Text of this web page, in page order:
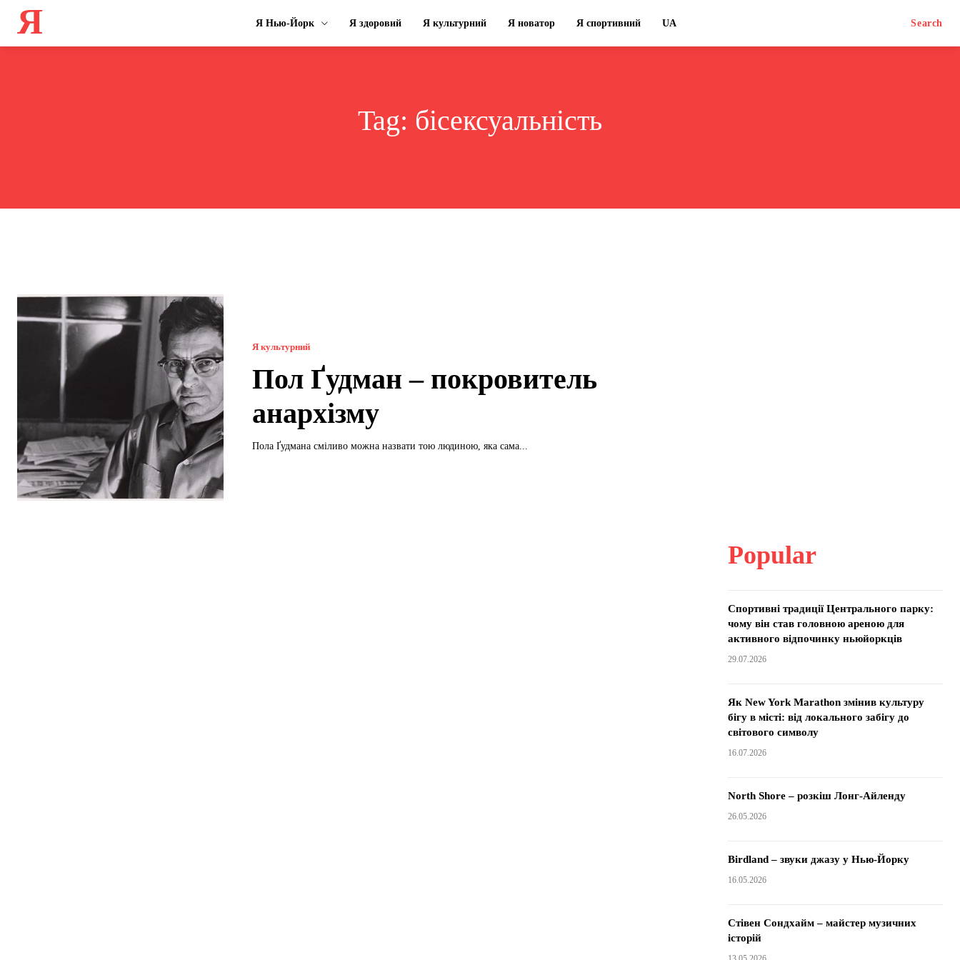
Я Я Нью-Йорк Я здоровий Я культурний Я новатор Я спортивний UA Search
Tag: бісексуальність
Я культурний
Пол Ґудман – покровитель
анархізму
Пола Ґудмана сміливо можна назвати тою людиною, яка сама...
Popular
Спортивні традиції Центрального парку:
чому він став головною ареною для
активного відпочинку ньюйоркців
29.07.2026
Як New York Marathon змінив культуру
бігу в місті: від локального забігу до
світового символу
16.07.2026
North Shore – розкіш Лонг-Айленду
26.05.2026
Birdland – звуки джазу у Нью-Йорку
16.05.2026
Стівен Сондхайм – майстер музичних
історій